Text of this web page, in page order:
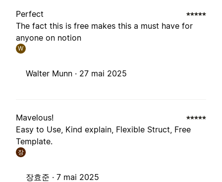
Perfect
The fact this is free makes this a must have for
anyone on notion
W
Walter Munn · 27 mai 2025
Mavelous!
Easy to Use, Kind explain, Flexible Struct, Free
Template.
장
장효준 · 7 mai 2025